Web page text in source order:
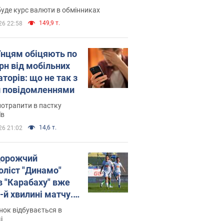
курс валюти в обмінниках
22:58 149,9 т.
обіцяють по
від мобільних
що не так з
в пастку
21:02 14,6 т.
"Динамо"
"Карабаху" вже
й хвилині матчу.
відбувається в